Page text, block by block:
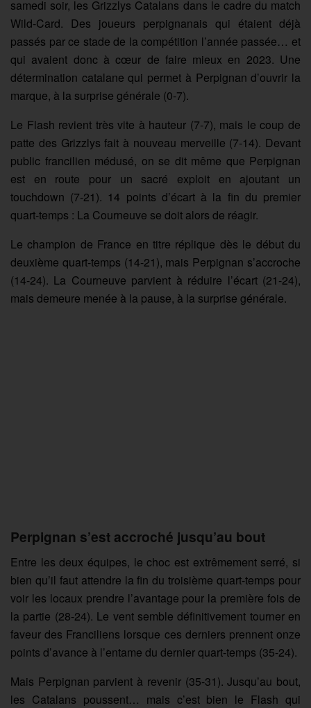
samedi soir, les Grizzlys Catalans dans le cadre du match
Wild-Card. Des joueurs perpignanais qui étaient déjà
passés par ce stade de la compétition l’année passée… et
qui avaient donc à cœur de faire mieux en 2023. Une
détermination catalane qui permet à Perpignan d’ouvrir la
marque, à la surprise générale (0-7).
Le Flash revient très vite à hauteur (7-7), mais le coup de
patte des Grizzlys fait à nouveau merveille (7-14). Devant
public francilien médusé, on se dit même que Perpignan
est en route pour un sacré exploit en ajoutant un
touchdown (7-21). 14 points d’écart à la fin du premier
quart-temps : La Courneuve se doit alors de réagir.
Le champion de France en titre réplique dès le début du
deuxième quart-temps (14-21), mais Perpignan s’accroche
(14-24). La Courneuve parvient à réduire l’écart (21-24),
mais demeure menée à la pause, à la surprise générale.
Perpignan s’est accroché jusqu’au bout
Entre les deux équipes, le choc est extrêmement serré, si
bien qu’il faut attendre la fin du troisième quart-temps pour
voir les locaux prendre l’avantage pour la première fois de
la partie (28-24). Le vent semble définitivement tourner en
faveur des Franciliens lorsque ces derniers prennent onze
points d’avance à l’entame du dernier quart-temps (35-24).
Mais Perpignan parvient à revenir (35-31). Jusqu’au bout,
les Catalans poussent… mais c’est bien le Flash qui